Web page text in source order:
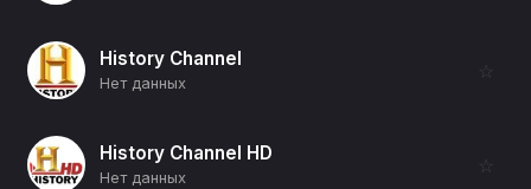
History Channel
Нет данных
☆
History Channel HD
Нет данных
☆